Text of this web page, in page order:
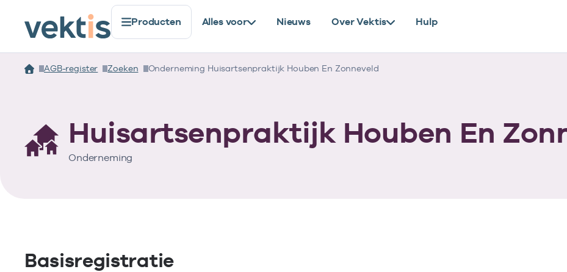
Producten Alles voor Nieuws Over Vektis Hulp
AGB-register Zoeken Onderneming Huisartsenpraktijk Houben En Zonneveld
Huisartsenpraktijk Houben En
Onderneming
Basisregistratie